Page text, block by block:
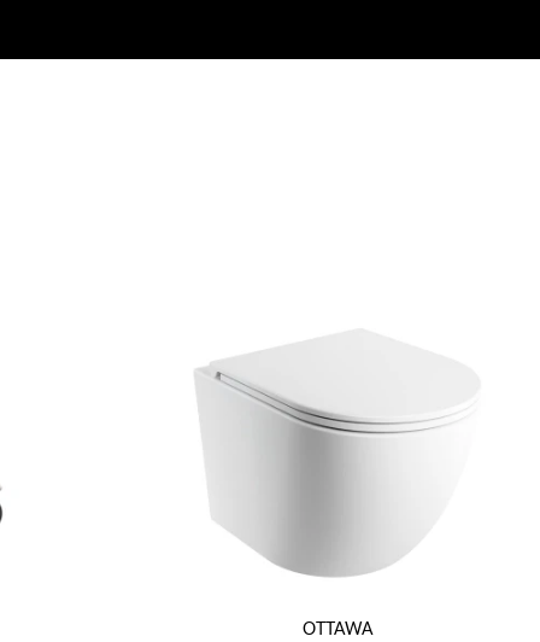
OTTAWA